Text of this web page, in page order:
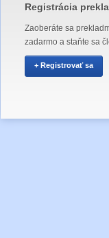
Registrácia
Zaoberáte sa
zadarmo a staňte sa
+ Registrovať sa